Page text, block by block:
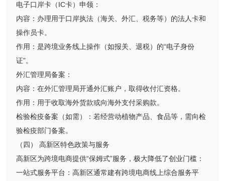
电子口岸卡（IC卡）申领：
内容：办理用于口岸执法（海关、外汇、税务等）的法人卡和
操作员卡。
作用：是跨境业务线上操作（如报关、退税）的“电子身份
证”。
外汇管理局备案：
内容：在外汇管理局开通外汇账户，取得收付汇资格。
作用：用于收取海外货款或向海外支付采购款。
检验检疫备案（如需）：若经营动植物产品、食品等，需向检
验检疫部门备案。
（四） 高新区特色政策与服务
高新区为跨境电商提供“保姆式”服务，极大降低了创业门槛：
一站式服务平台：高新区通常建有跨境电商线上综合服务平